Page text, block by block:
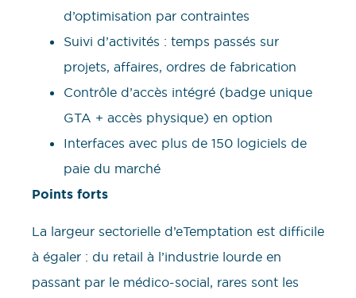
d’optimisation par contraintes
Suivi d’activités : temps passés sur
projets, affaires, ordres de fabrication
Contrôle d’accès intégré (badge unique
GTA + accès physique) en option
Interfaces avec plus de 150 logiciels de
paie du marché
Points forts
La largeur sectorielle d’eTemptation est difficile
à égaler : du retail à l’industrie lourde en
passant par le médico-social, rares sont les